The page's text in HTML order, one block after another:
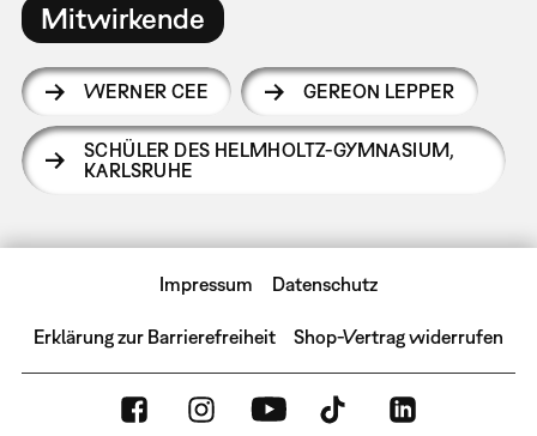
Mitwirkende
WERNER CEE GEREON LEPPER
SCHÜLER DES HELMHOLTZ-GYMNASIUM,
KARLSRUHE
Impressum Datenschutz
Erklärung zur Barrierefreiheit Shop-Vertrag widerrufen